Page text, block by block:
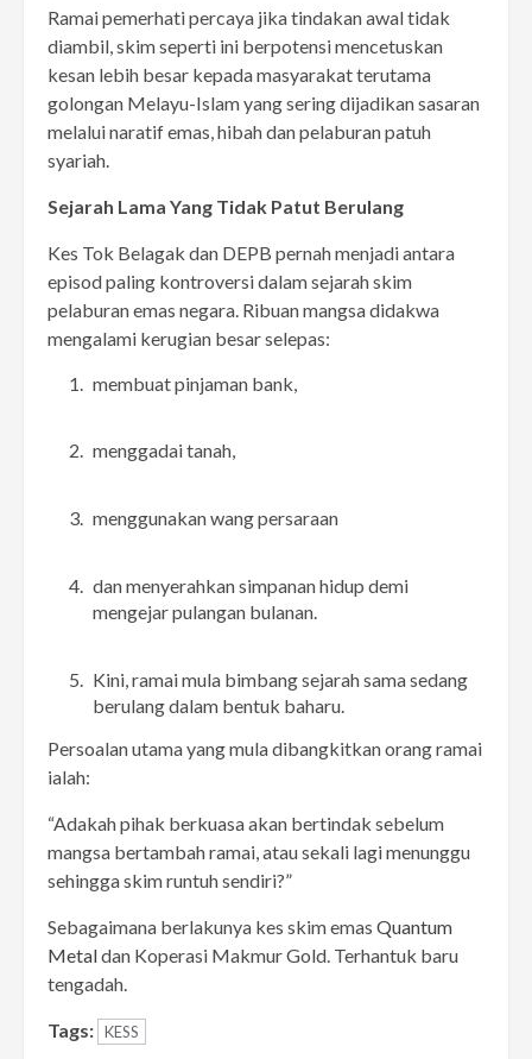
Ramai pemerhati percaya jika tindakan awal tidak
diambil, skim seperti ini berpotensi mencetuskan
kesan lebih besar kepada masyarakat terutama
golongan Melayu-Islam yang sering dijadikan sasaran
melalui naratif emas, hibah dan pelaburan patuh
syariah.
Sejarah Lama Yang Tidak Patut Berulang
Kes Tok Belagak dan DEPB pernah menjadi antara
episod paling kontroversi dalam sejarah skim
pelaburan emas negara. Ribuan mangsa didakwa
mengalami kerugian besar selepas:
membuat pinjaman bank,
menggadai tanah,
menggunakan wang persaraan
dan menyerahkan simpanan hidup demi
mengejar pulangan bulanan.
Kini, ramai mula bimbang sejarah sama sedang
berulang dalam bentuk baharu.
Persoalan utama yang mula dibangkitkan orang ramai
ialah:
“Adakah pihak berkuasa akan bertindak sebelum
mangsa bertambah ramai, atau sekali lagi menunggu
sehingga skim runtuh sendiri?”
Sebagaimana berlakunya kes skim emas Quantum
Metaldan Koperasi Makmur Gold. Terhantuk baru
tengadah.
Tags: KESS